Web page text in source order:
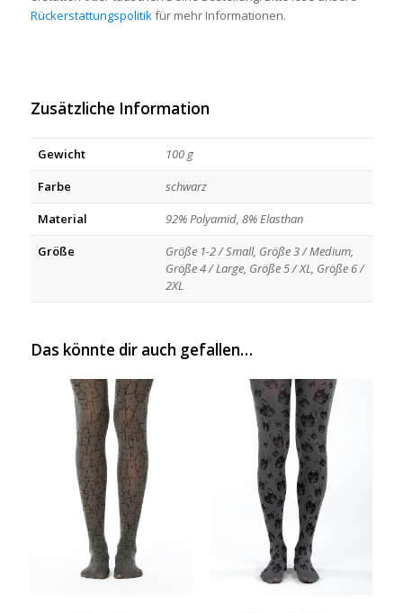
Rückerstattungspolitikfür mehr Informationen.
Zusätzliche Information
Gewicht
100 g
Farbe
schwarz
Material
92% Polyamid, 8% Elasthan
Größe
Größe 1-2 / Small, Größe 3 / Medium,
Größe 4 / Large, Größe 5 / XL, Größe 6 /
2XL
Das könnte dir auch gefallen…